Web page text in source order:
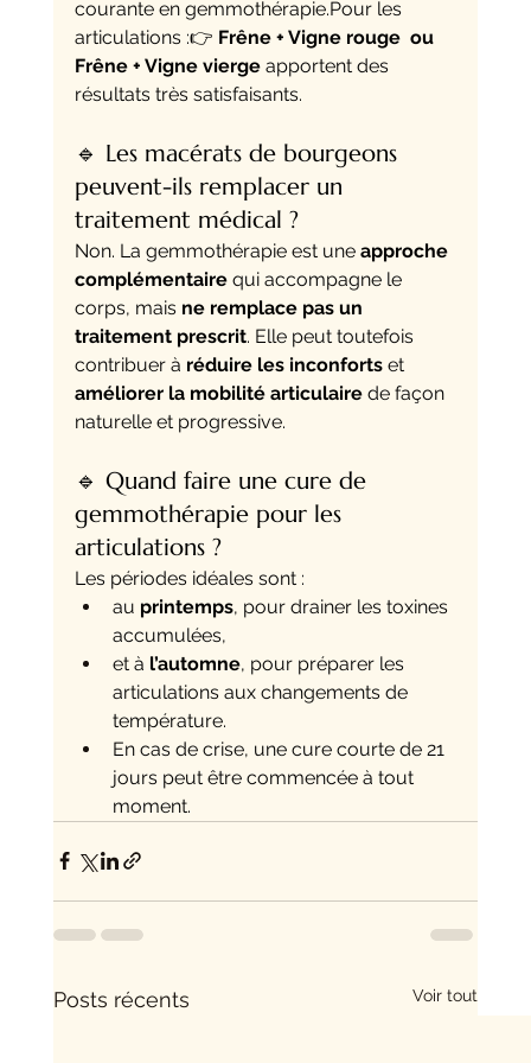
courante en gemmothérapie.Pour les
articulations :👉 Frêne + Vigne rouge  ou
Frêne + Vigne vierge apportent des
résultats très satisfaisants.
🔹 Les macérats de bourgeons
peuvent-ils remplacer un
traitement médical ?
Non. La gemmothérapie est une approche
complémentaire qui accompagne le
corps, mais ne remplace pas un
traitement prescrit. Elle peut toutefois
contribuer à réduire les inconforts et
améliorer la mobilité articulaire de façon
naturelle et progressive.
🔹 Quand faire une cure de
gemmothérapie pour les
articulations ?
Les périodes idéales sont :
au printemps, pour drainer les toxines
accumulées,
et à l’automne, pour préparer les
articulations aux changements de
température.
En cas de crise, une cure courte de 21
jours peut être commencée à tout
moment.
Posts récents Voir tout